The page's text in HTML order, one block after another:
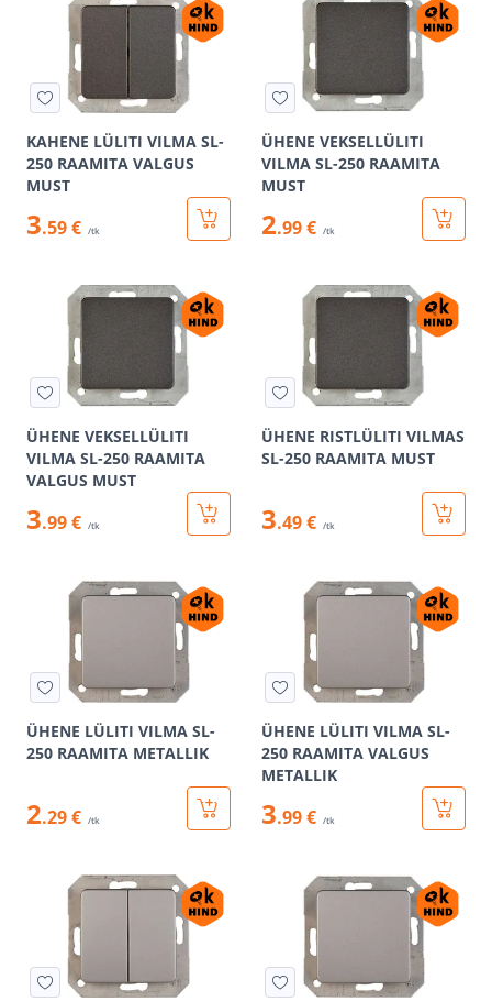
KAHENE LÜLITI VILMA SL-
250 RAAMITA VALGUS
MUST
3.59 € /tk
ÜHENE VEKSELLÜLITI
VILMA SL-250 RAAMITA
MUST
2.99 € /tk
ÜHENE VEKSELLÜLITI
VILMA SL-250 RAAMITA
VALGUS MUST
3.99 € /tk
ÜHENE RISTLÜLITI VILMAS
SL-250 RAAMITA MUST
3.49 € /tk
ÜHENE LÜLITI VILMA SL-
250 RAAMITA METALLIK
2.29 € /tk
ÜHENE LÜLITI VILMA SL-
250 RAAMITA VALGUS
METALLIK
3.99 € /tk